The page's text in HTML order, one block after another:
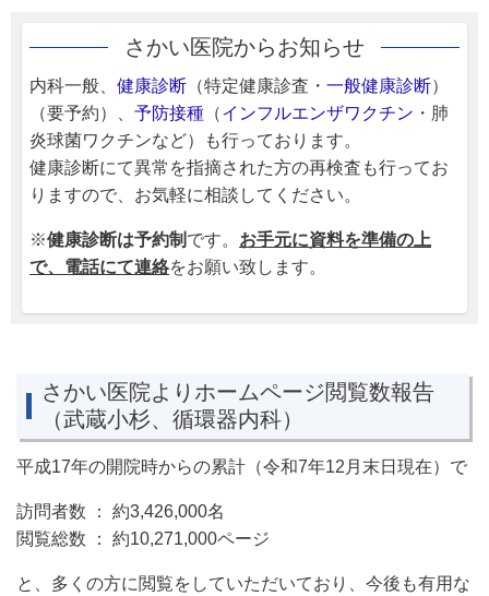
さかい医院からお知らせ
内科一般、 健康診断 （特定健康診査・ 一般健康診断）
（要予約）、 予防接種 （インフルエンザワクチン ・肺
炎球菌ワクチンなど）も行っております。
健康診断にて異常を指摘された方の再検査も行ってお
りますので、お気軽に相談してください。
※健康診断は予約制 です。 お手元に資料を準備の上
で、電話にて連絡をお願い致します。
さかい医院よりホームページ閲覧数報告
（武蔵小杉、循環器内科）
平成17年の開院時からの累計（令和7年12月末日現在）で
訪問者数 ： 約3,426,000名
閲覧総数 ： 約10,271,000ページ
と、多くの方に閲覧をしていただいており、今後も有用な